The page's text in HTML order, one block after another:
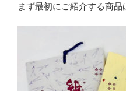
まず最初にご紹介する商品